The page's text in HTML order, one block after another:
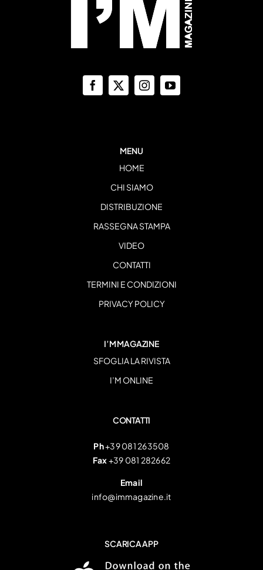
MENU
HOME
CHI SIAMO
DISTRIBUZIONE
RASSEGNA STAMPA
VIDEO
CONTATTI
TERMINI E CONDIZIONI
PRIVACY POLICY
I’M MAGAZINE
SFOGLIA LA RIVISTA
I’M ONLINE
CONTATTI
Ph+39 081 263508
Fax+39 081 282662
Email
info@immagazine.it
SCARICA APP